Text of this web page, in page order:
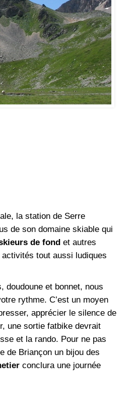
la station de Serre
de son domaine skiable qui
de fond et autres
tout aussi ludiques
doudoune et bonnet, nous
rythme. C’est un moyen
apprécier le silence de
une sortie fatbike devrait
et la rando. Pour ne pas
de Briançon un bijou des
conclura une journée